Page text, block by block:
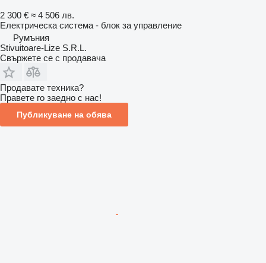
2 300 € ≈ 4 506 лв.
Електрическа система - блок за управление
Румъния
Stivuitoare-Lize S.R.L.
Свържете се с продавача
Продавате техника?
Правете го заедно с нас!
Публикуване на обява